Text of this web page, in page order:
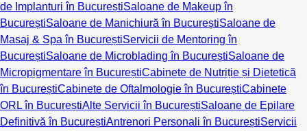
de Implanturi în BucureștiSaloane de Makeup în
BucureștiSaloane de Manichiură în BucureștiSaloane de
Masaj & Spa în BucureștiServicii de Mentoring în
BucureștiSaloane de Microblading în BucureștiSaloane de
Micropigmentare în BucureștiCabinete de Nutriție și Dietetică
în BucureștiCabinete de Oftalmologie în BucureștiCabinete
ORL în BucureștiAlte Servicii în BucureștiSaloane de Epilare
Definitivă în BucureștiAntrenori Personali în BucureștiServicii